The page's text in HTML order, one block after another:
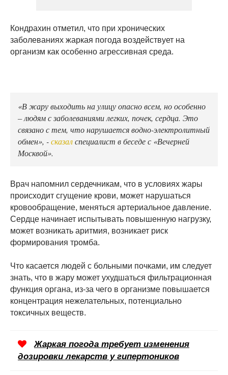
Кондрахин отметил, что при хронических
заболеваниях жаркая погода воздействует на
организм как особенно агрессивная среда.
«В жару выходить на улицу опасно всем, но особенно
– людям с заболеваниями легких, почек, сердца. Это
связано с тем, что нарушается водно-электролитный
обмен», -сказалспециалист в беседе с «Вечерней
Москвой».
Врач напомнил сердечникам, что в условиях жары
происходит сгущение крови, может нарушаться
кровообращение, меняться артериальное давление.
Сердце начинает испытывать повышенную нагрузку,
может возникать аритмия, возникает риск
формирования тромба.
Что касается людей с больными почками, им следует
знать, что в жару может ухудшаться фильтрационная
функция органа, из-за чего в организме повышается
концентрация нежелательных, потенциально
токсичных веществ.
Жаркая погода требует изменения
дозировки лекарств у гипертоников